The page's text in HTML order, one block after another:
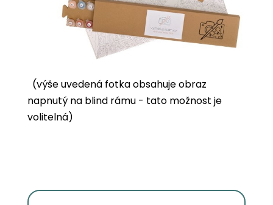
(výše uvedená fotka obsahuje obraz
napnutý na blind rámu - tato možnost je
volitelná)